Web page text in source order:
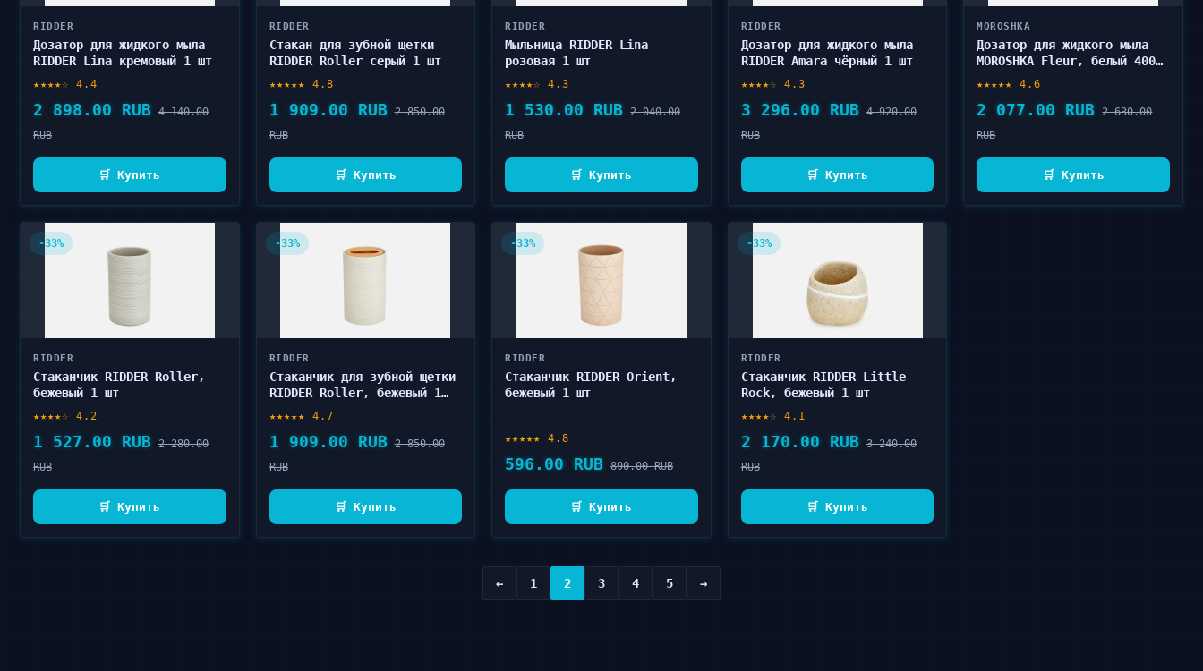
RIDDER
Дозатор для жидкого мыла
RIDDER Lina кремовый 1 шт
★★★★☆ 4.4
2 898.00 RUB 4 140.00
RUB
🛒 Купить
RIDDER
Стакан для зубной щетки
RIDDER Roller серый 1 шт
★★★★★ 4.8
1 909.00 RUB 2 850.00
RUB
🛒 Купить
RIDDER
Мыльница RIDDER Lina
розовая 1 шт
★★★★☆ 4.3
1 530.00 RUB 2 040.00
RUB
🛒 Купить
RIDDER
Дозатор для жидкого мыла
RIDDER Amara чёрный 1 шт
★★★★☆ 4.3
3 296.00 RUB 4 920.00
RUB
🛒 Купить
MOROSHKA
Дозатор для жидкого мыла
MOROSHKA Fleur, белый 400
★★★★★ 4.6
2 077.00 RUB 2 630.00
RUB
🛒 Купить
-33%
RIDDER
Стаканчик RIDDER Roller,
бежевый 1 шт
★★★★☆ 4.2
1 527.00 RUB 2 280.00
RUB
🛒 Купить
-33%
RIDDER
Стаканчик для зубной щетки
RIDDER Roller, бежевый 1
★★★★★ 4.7
1 909.00 RUB 2 850.00
RUB
🛒 Купить
-33%
RIDDER
Стаканчик RIDDER Orient,
бежевый 1 шт
★★★★★ 4.8
596.00 RUB 890.00 RUB
🛒 Купить
-33%
RIDDER
Стаканчик RIDDER Little
Rock, бежевый 1 шт
★★★★☆ 4.1
2 170.00 RUB 3 240.00
RUB
🛒 Купить
← 1 2 3 4 5 →